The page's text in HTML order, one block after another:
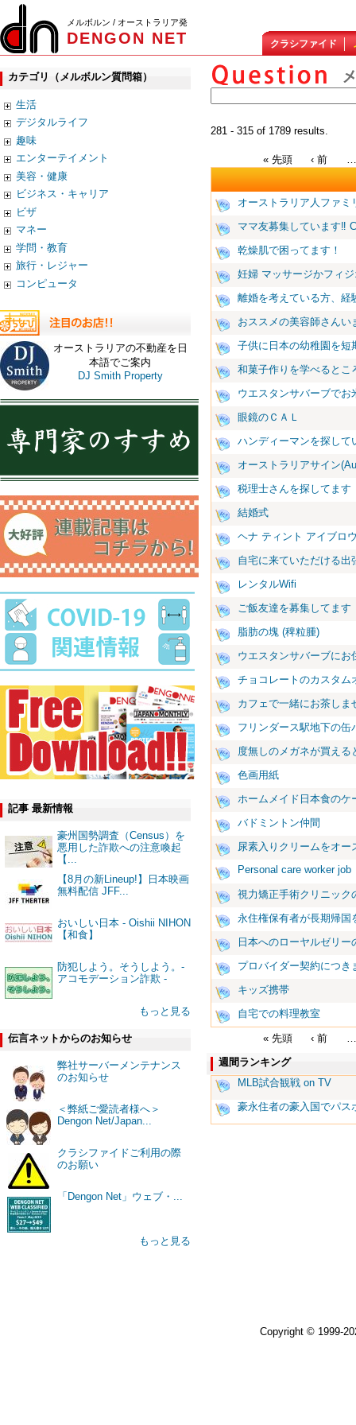
メルボルン / オーストラリア発
DENGON NET クラシファイド
カテゴリ（メルボルン質問箱）
生活
デジタルライフ
趣味
エンターテイメント
美容・健康
ビジネス・キャリア
ビザ
マネー
学問・教育
旅行・レジャー
コンピュータ
オーストラリアの不動産を日
本語でご案内
DJ Smith Property
記事 最新情報
豪州国勢調査（Census）を
悪用した詐欺への注意喚起
【...
【8月の新Lineup!】日本映画
無料配信 JFF...
おいしい日本 - Oishii NIHON
【和食】
防犯しよう。そうしよう。-
アコモデーション詐欺 -
もっと見る
伝言ネットからのお知らせ
弊社サーバーメンテナンス
のお知らせ
＜弊紙ご愛読者様へ＞
Dengon Net/Japan...
クラシファイドご利用の際
のお願い
「Dengon Net」ウェブ・...
もっと見る
281 - 315 of 1789 results.
« 先頭 ‹ 前
オーストラリア人ファ
ママ友募集しています‼︎
乾燥肌で困ってます！
妊婦 マッサージかフィ
離婚を考えている方、経
おススメの美容師さんい
子供に日本の幼稚園を短
和菓子作りを学べるとこ
ウエスタンサバーブでお
眼鏡のＣＡＬ
ハンディーマンを探して
オーストラリアサイン
税理士さんを探してます
結婚式
ヘナ ティント アイブロ
自宅に来ていただける出
レンタルWifi
ご飯友達を募集してます
脂肪の塊 (稗粒腫)
ウエスタンサバーブに
チョコレートのカスタム
カフェで一緒にお茶しま
フリンダース駅地下の缶
度無しのメガネが買える
色画用紙
ホームメイド日本食のケ
バドミントン仲間
尿素入りクリームをオ
Personal care worker job
視力矯正手術クリニック
永住権保有者が長期帰国
日本へのローヤルゼリー
プロバイダー契約につき
キッズ携帯
自宅での料理教室
« 先頭 ‹ 前
週間ランキング
MLB試合観戦 on TV
豪永住者の豪入国でパス
Copyright © 1999-